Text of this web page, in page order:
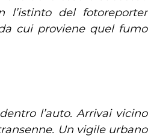
l’istinto del fotoreporter
cui proviene quel fumo
l’auto. Arrivai vicino
Un vigile urbano